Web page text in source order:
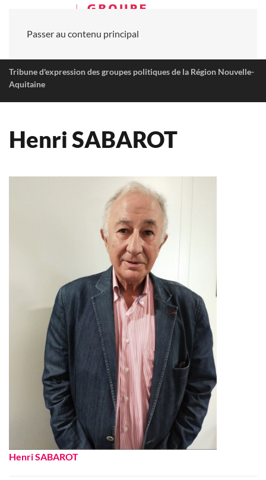
Passer au contenu principal
Tribune d'expression des groupes politiques de la Région Nouvelle-
Aquitaine
Henri SABAROT
Henri SABAROT